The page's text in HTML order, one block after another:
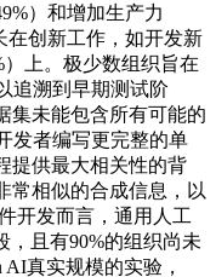
）和增加生产力
在创新工作，如开发新
上。极少数组织旨在
追溯到早期测试阶
集未能包含所有可能的
发者编写更完整的单
提供最大相关性的背
常相似的合成信息，以
开发而言，通用人工
，且有90%的组织尚未
真实规模的实验，